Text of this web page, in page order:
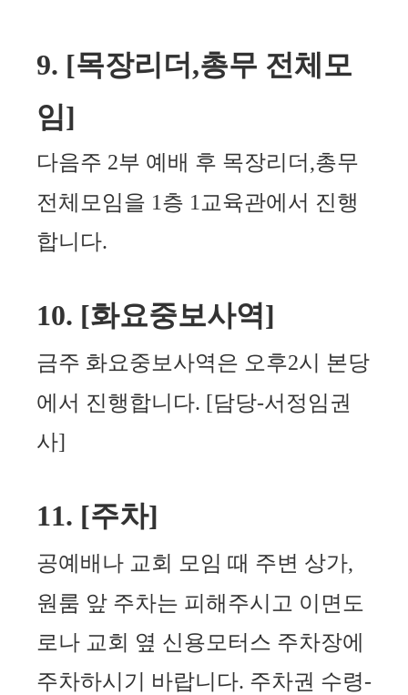
9. [목장리더 ,총무 전체모
임]
다음주 2부 예배 후 목장리더 ,총무
전체모임을 1층 1교육관에서 진행
합니다.
10. [화요중보사역]
금주 화요중보사역은 오후2시 본당
에서 진행합니다. [담당-서정임권
사]
11. [주차]
공예배나 교회 모임 때 주변 상가,
원룸 앞 주차는 피해주시고 이면도
로나 교회 옆 신용모터스 주차장에
주차하시기 바랍니다. 주차권 수령-